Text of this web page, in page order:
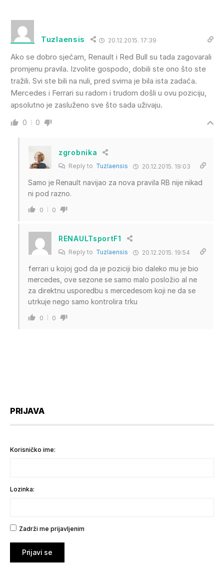
Tuzlaensis 20.12.2015. 17:39
Ako se dobro sjećam, Renault i Red Bull su tada zagovarali
promjenu pravila. Izvolite gospodo, dobili ste ono što ste
tražili. Svi ste bili na nuli, pred svima je bila ista zadaća.
Mercedes i Ferrari su radom i trudom došli u ovu poziciju,
apsolutno je zasluženo sve što sada uživaju.
0 0
zgrobnika
Reply to Tuzlaensis 20.12.2015. 19:03
Samo je Renault navijao za nova pravila RB nije nikad
ni pod razno.
0 0
RENAULTsportF1
Reply to Tuzlaensis 20.12.2015. 19:54
ferrari u kojoj god da je poziciji bio daleko mu je bio
mercedes, ove sezone se samo malo posložio al ne
za direktnu usporedbu s mercedesom koji ne da se
utrkuje nego samo kontrolira trku
0 0
PRIJAVA
Korisničko ime:
Lozinka:
Zadrži me prijavljenim
Prijavi se